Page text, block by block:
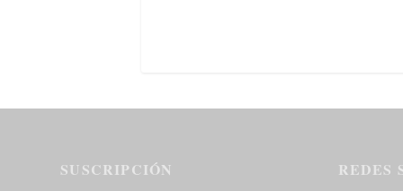
SUSCRIPCIÓN REDES